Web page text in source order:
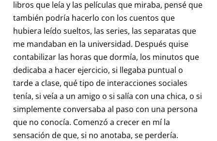
libros que leía y las películas que miraba, pensé que
también podría hacerlo con los cuentos que
hubiera leído sueltos, las series, las separatas que
me mandaban en la universidad. Después quise
contabilizar las horas que dormía, los minutos que
dedicaba a hacer ejercicio, si llegaba puntual o
tarde a clase, qué tipo de interacciones sociales
tenía, si veía a un amigo o si salía con una chica, o si
simplemente conversaba al paso con una persona
que no conocía. Comenzó a crecer en mí la
sensación de que, si no anotaba, se perdería.